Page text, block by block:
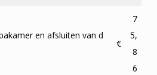
en afsluiten van d
€
7
5,
8
6